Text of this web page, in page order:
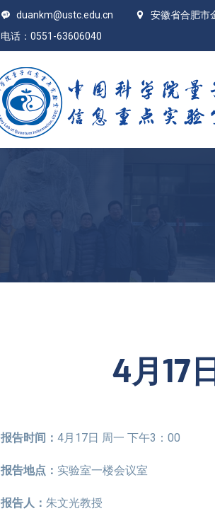
duankm@ustc.edu.cn
安徽省合肥市
电话：0551-63606040
4月17
报告时间： 4月17日 周一 下午3：00
报告地点 ： 实验室一楼会议室
报告人： 朱文光教授